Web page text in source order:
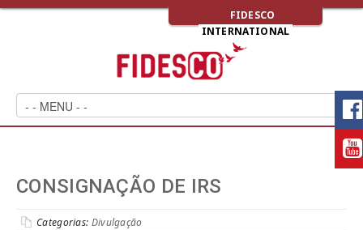
FIDESCO
INTERNATIONAL
CONSIGNAÇÃO DE IRS
Categorias: Divulgação